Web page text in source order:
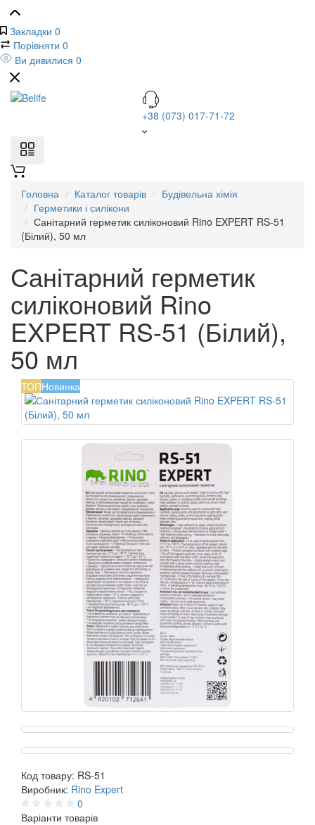
Закладки 0
Порівняти 0
Ви дивилися 0
+38 (073) 017-71-72
Головна Каталог товарів
Будівельна хімія
Герметики і силікони
Санітарний герметик силіконовий Rino EXPERT RS-51
(Білий), 50 мл
Санітарний герметик
силіконовий Rino
EXPERT RS-51 (Білий),
50 мл
ТОПНовинка
Код товару: RS-51
Виробник: Rino Expert
0
Варіанти товарів